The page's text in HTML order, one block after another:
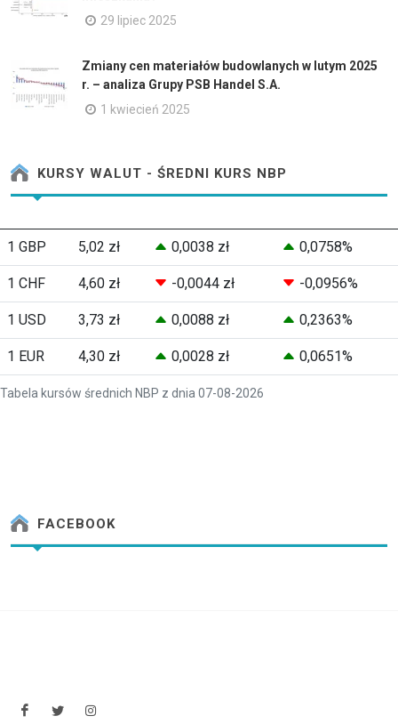
29 lipiec 2025
Zmiany cen materiałów budowlanych w lutym 2025
r. – analiza Grupy PSB Handel S.A.
1 kwiecień 2025
KURSY WALUT - ŚREDNI KURS NBP
Tabela kursów średnich NBP z dnia 07-08-2026
1 GBP 5,02 zł 0,0038 zł 0,0758%
1 CHF 4,60 zł -0,0044 zł -0,0956%
1 USD 3,73 zł 0,0088 zł 0,2363%
1 EUR 4,30 zł 0,0028 zł 0,0651%
FACEBOOK